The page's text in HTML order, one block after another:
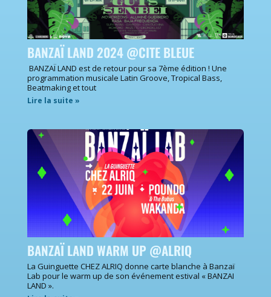
BANZAÏ LAND 2024 @CITE BLEUE
BANZAÏ LAND est de retour pour sa 7ème édition ! Une
programmation musicale Latin Groove, Tropical Bass,
Beatmaking et tout
Lire la suite »
BANZAÏ LAND WARM UP @ALRIQ
La Guinguette CHEZ ALRIQ donne carte blanche à Banzaï
Lab pour le warm up de son événement estival « BANZAI
LAND ».